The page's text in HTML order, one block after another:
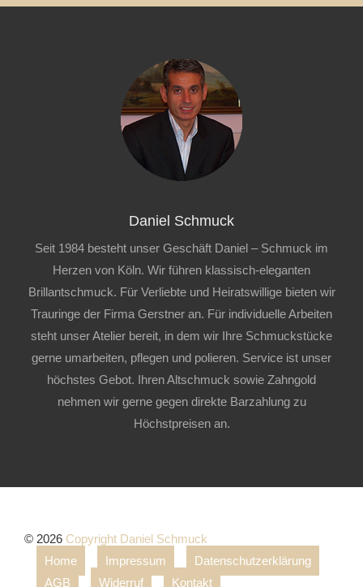
Daniel Schmuck
Seit 1984 besteht unser Geschäft Daniel – Schmuck im
Herzen von Köln. Wir führen klassisch-eleganten
Brillantschmuck. Für Verliebte und Heiratswillige bieten wir
Trauringe der Firma Gerstner an. Für individuelle Arbeiten
steht unser Atelier bereit, in dem wir Ihre Schmuckstücke
gerne umarbeiten, pflegen und polieren. Service ist unser
höchstes Gebot. Ihren Altschmuck sowie Zahngold
nehmen wir gerne gegen direkte Barzahlung zu
Höchstpreisen an.
© 2026 Copyright Daniel Schmuck
Home
Impressum
Datenschutzerklärung
AGB
Widerruf Kontakt